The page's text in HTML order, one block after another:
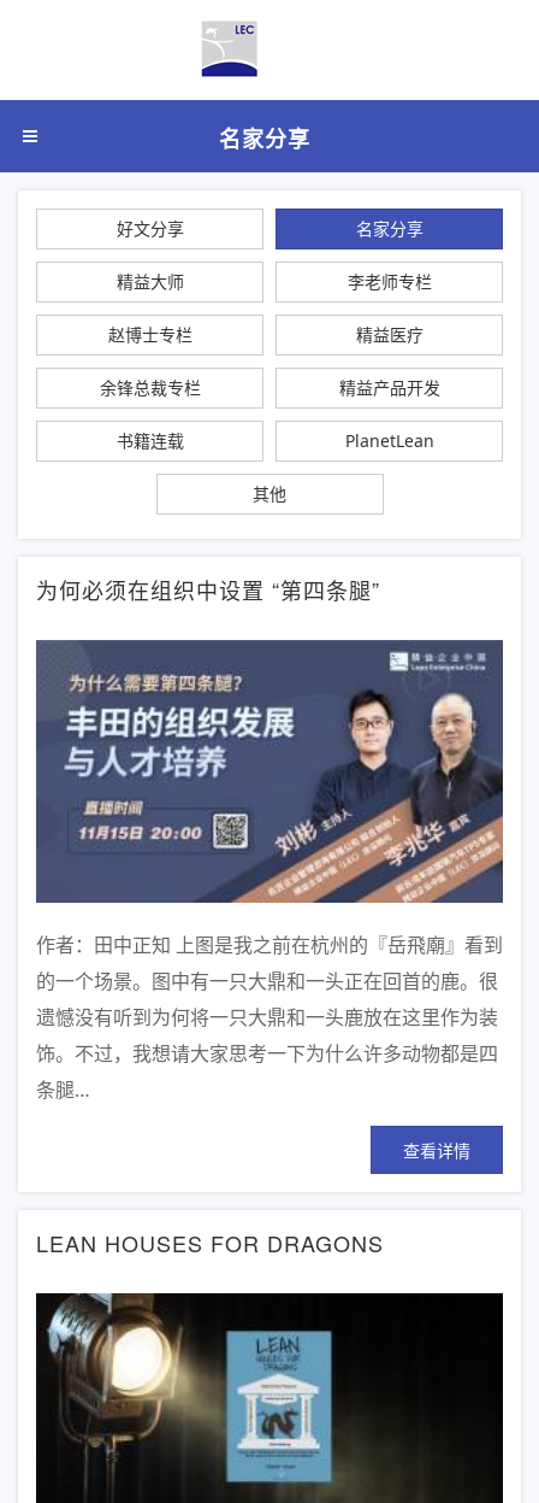
名家分享
好文分享 名家分享
精益大师 李老师专栏
赵博士专栏 精益医疗
余锋总裁专栏 精益产品开发
书籍连载 PlanetLean
其他
为何必须在组织中设置 “第四条腿”
作者：田中正知 上图是我之前在杭州的『岳飛廟』看到
的一个场景。图中有一只大鼎和一头正在回首的鹿。很
遗憾没有听到为何将一只大鼎和一头鹿放在这里作为装
饰。不过，我想请大家思考一下为什么许多动物都是四
条腿…
查看详情
LEAN HOUSES FOR DRAGONS